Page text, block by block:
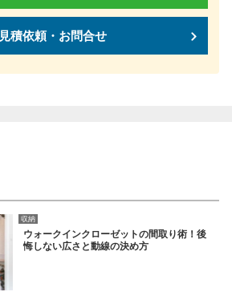
見積依頼・お問合せ
収納
ウォークインクローゼットの間取り術！後
悔しない広さと動線の決め方